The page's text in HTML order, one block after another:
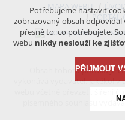
MAPA WEBU
ÚVOD
PORTÁL
Obsah tohoto portálu je
vykonává vydavatel.
písemného souhlasu
Potřebujeme nastavit
zobrazovaný obsah odpovídal
přesně to, co potřebujete.
webu nikdy neslouží ke
PŘIJMOUT